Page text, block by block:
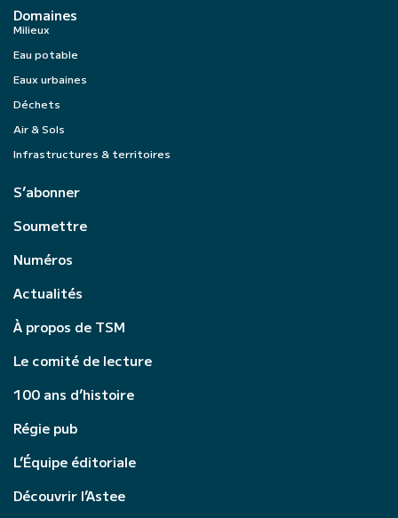
Domaines
Milieux
Eau potable
Eaux urbaines
Déchets
Air & Sols
Infrastructures & territoires
S’abonner
Soumettre
Numéros
Actualités
À propos de TSM
Le comité de lecture
100 ans d’histoire
Régie pub
L’Équipe éditoriale
Découvrir l’Astee